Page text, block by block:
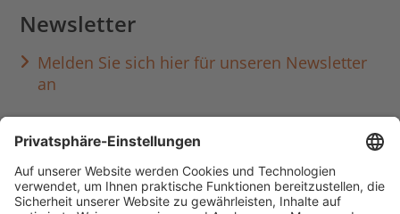
Newsletter
Melden Sie sich hier für unseren Newsletter
an
Häufig aufgerufen
Standorte & Öffnungszeiten